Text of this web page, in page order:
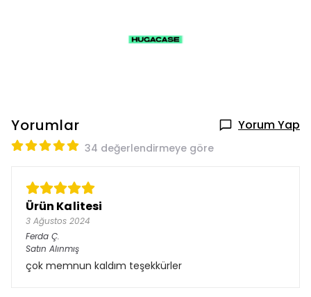
Yorumlar Yorum Yap
34 değerlendirmeye göre
Ürün Kalitesi
3 Ağustos 2024
Ferda Ç.
Satın Alınmış
çok memnun kaldım teşekkürler